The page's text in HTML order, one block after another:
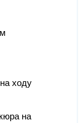
ходу
на